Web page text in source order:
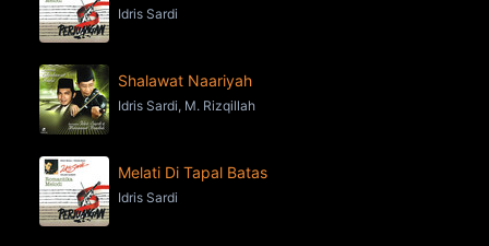
Idris Sardi
Shalawat Naariyah
Idris Sardi, M. Rizqillah
Melati Di Tapal Batas
Idris Sardi